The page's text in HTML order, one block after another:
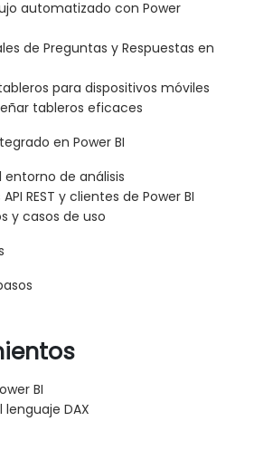
automatizado con Power
de Preguntas y Respuestas en
para dispositivos móviles
tableros eficaces
en Power BI
de análisis
REST y clientes de Power BI
y casos de uso
BI
DAX